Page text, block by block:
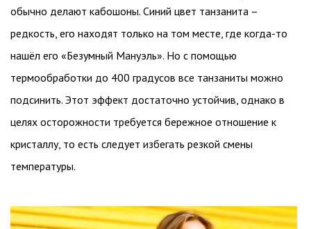
обычно делают кабошоны. Синий цвет танзанита –
редкость, его находят только на том месте, где когда-то
нашёл его «Безумный Мануэль». Но с помощью
термообработки до 400 градусов все танзаниты можно
подсинить. Этот эффект достаточно устойчив, однако в
целях осторожности требуется бережное отношение к
кристаллу, то есть следует избегать резкой смены
температуры.